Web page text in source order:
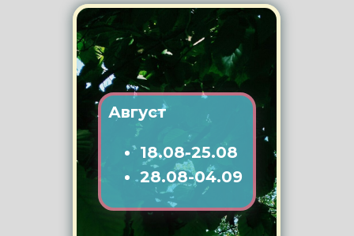
ДАТЫ ТУРОВ НА 2026 ГОД
Август
18.08-25.08
28.08-04.09